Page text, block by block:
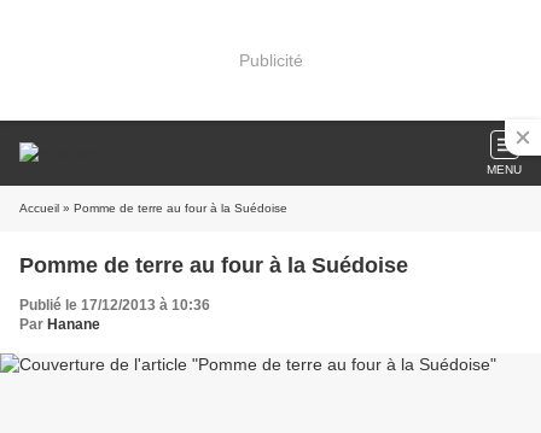
Publicité
MENU
Accueil » Pomme de terre au four à la Suédoise
Pomme de terre au four à la Suédoise
Publié le 17/12/2013 à 10:36
Par Hanane